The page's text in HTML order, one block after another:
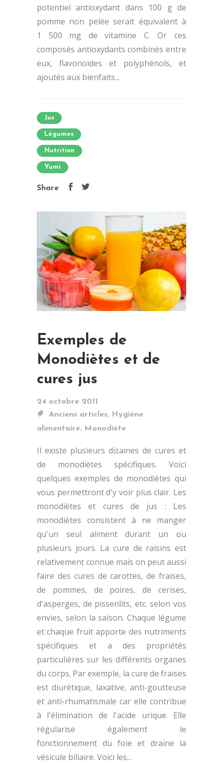
potentiel antioxydant dans 100 g de
pomme non pelée serait équivalent à
1 500 mg de vitamine C. Or ces
composés antioxydants combinés entre
eux, flavonoïdes et polyphénols, et
ajoutés aux bienfaits...
Jus
Légumes
Nutrition
Yumi
Share
Exemples de
Monodiètes et de
cures jus
24 octobre 2011
Anciens articles, Hygiène
alimentaire, Monodiète
Il existe plusieurs dizaines de cures et
de monodiètes spécifiques. Voici
quelques exemples de monodiètes qui
vous permettront d'y voir plus clair. Les
monodiètes et cures de jus : Les
monodiètes consistent à ne manger
qu'un seul aliment durant un ou
plusieurs jours. La cure de raisins est
relativement connue mais on peut aussi
faire des cures de carottes, de fraises,
de pommes, de poires, de cerises,
d'asperges, de pissenlits, etc. selon vos
envies, selon la saison. Chaque légume
et chaque fruit apporte des nutriments
spécifiques et a des propriétés
particulières sur les différents organes
du corps. Par exemple, la cure de fraises
est diurétique, laxative, anti-goutteuse
et anti-rhumatismale car elle contribue
à l'élimination de l'acide urique. Elle
régularise également le
fonctionnement du foie et draine la
vésicule biliaire. Voici les...